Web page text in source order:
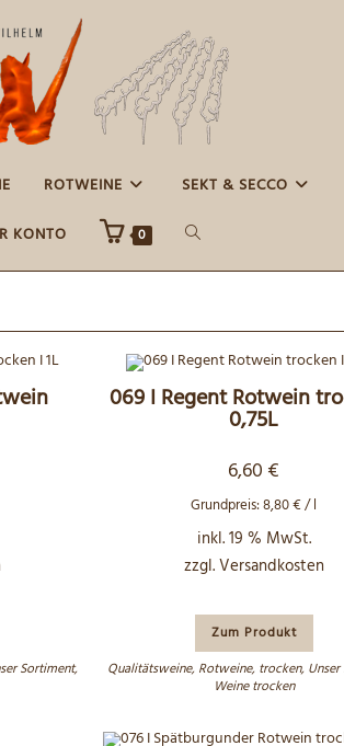
ROTWEINE SEKT & SECCO
KONTO
0
WEBSITE-
UMSCHALTEN
Sortiment,
069 I Regent Rotwein
0,75L
6,60 €
Grundpreis:8,80€/l
inkl. 19 % MwSt.
zzgl.Versandkosten
Zum Produkt
Qualitätsweine, Rotweine, trocken,
Weine trocken